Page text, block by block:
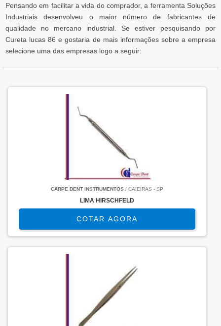
Pensando em facilitar a vida do comprador, a ferramenta Soluções
Industriais desenvolveu o maior número de fabricantes de
qualidade no mercano industrial. Se estiver pesquisando por
Cureta lucas 86 e gostaria de mais informações sobre a empresa
selecione uma das empresas logo a seguir:
CARPE DENT INSTRUMENTOS / CAIEIRAS - SP
LIMA HIRSCHFELD
COTAR AGORA